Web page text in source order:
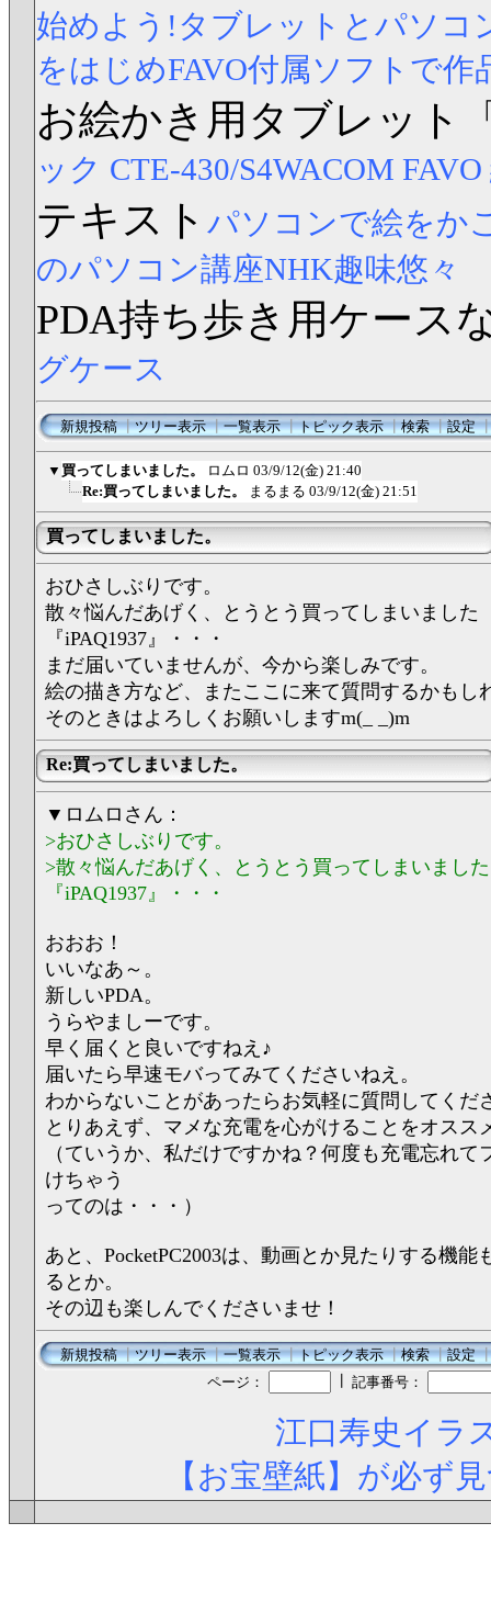
始めよう!タブレットとパソコ
をはじめFAVO付属ソフトで作
お絵かき用タブレット
ック CTE-430/S4WACOM
テキスト パソコンで絵をか
のパソコン講座NHK趣味悠々
PDA持ち歩き用ケース
グケース
新規投稿┃ツリー表示┃一覧表示┃トピック表示┃検索┃設定
▼ 買ってしまいました。 ロムロ 03/9/12(金) 21:40
Re:買ってしまいました。
まるまる 03/9/12(金) 21:51
買ってしまいました。
おひさしぶりです。
散々悩んだあげく、とうとう買ってしまいました
『iPAQ1937』・・・
まだ届いていませんが、今から楽しみです。
絵の描き方など、またここに来て質問するかもし
そのときはよろしくお願いしますm(_ _)m
Re:買ってしまいました。
▼ロムロさん：
>おひさしぶりです。
>散々悩んだあげく、とうとう買ってしまいました
『iPAQ1937』・・・
おおお！
いいなあ～。
新しいPDA。
うらやましーです。
早く届くと良いですねえ♪
届いたら早速モバってみてくださいねえ。
わからないことがあったらお気軽に質問してくだ
とりあえず、マメな充電を心がけることをオスス
（ていうか、私だけですかね？何度も充電忘れて
けちゃう
ってのは・・・）
あと、PocketPC2003は、動画とか見たりする機能
るとか。
その辺も楽しんでくださいませ！
新規投稿┃ツリー表示┃一覧表示┃トピック表示┃検索┃設定
ページ：
記事番号：
江口寿史イラ
【お宝壁紙】が必ず